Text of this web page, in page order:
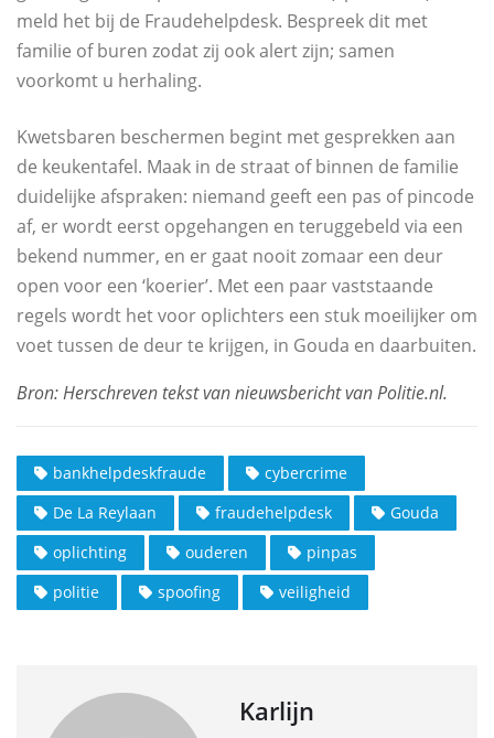
meld het bij de Fraudehelpdesk. Bespreek dit met
familie of buren zodat zij ook alert zijn; samen
voorkomt u herhaling.
Kwetsbaren beschermen begint met gesprekken aan
de keukentafel. Maak in de straat of binnen de familie
duidelijke afspraken: niemand geeft een pas of pincode
af, er wordt eerst opgehangen en teruggebeld via een
bekend nummer, en er gaat nooit zomaar een deur
open voor een ‘koerier’. Met een paar vaststaande
regels wordt het voor oplichters een stuk moeilijker om
voet tussen de deur te krijgen, in Gouda en daarbuiten.
bankhelpdeskfraude
cybercrime
De La Reylaan
fraudehelpdesk
Gouda
oplichting
ouderen
pinpas
politie
spoofing veiligheid
Karlijn